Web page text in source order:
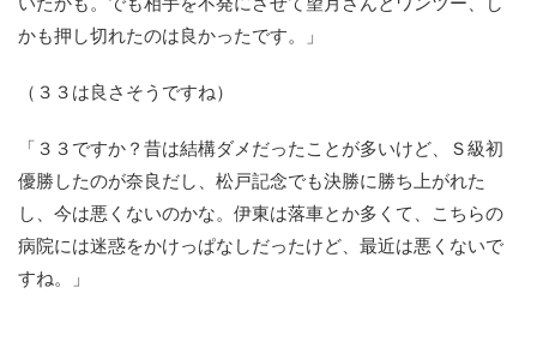
かも押し切れたのは良かったです。」
（３３は良さそうですね）
「３３ですか？昔は結構ダメだったことが多いけど、Ｓ級初
優勝したのが奈良だし、松戸記念でも決勝に勝ち上がれた
し、今は悪くないのかな。伊東は落車とか多くて、こちらの
病院には迷惑をかけっぱなしだったけど、最近は悪くないで
すね。」